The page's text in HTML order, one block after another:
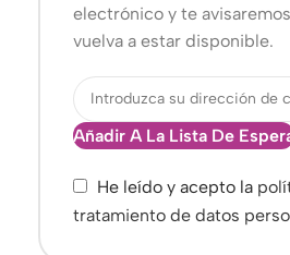
electrónico y te
vuelva a estar disponible.
Añadir A La Lista De
He leído y acepto la
tratamiento de datos